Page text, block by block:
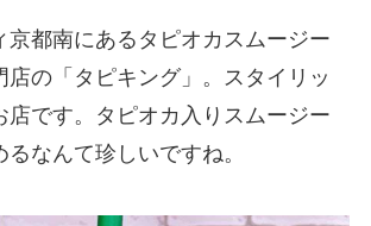
京都南にあるタピオカスムージー
店の「タピキング」。スタイリッ
店です。タピオカ入りスムージー
るなんて珍しいですね。